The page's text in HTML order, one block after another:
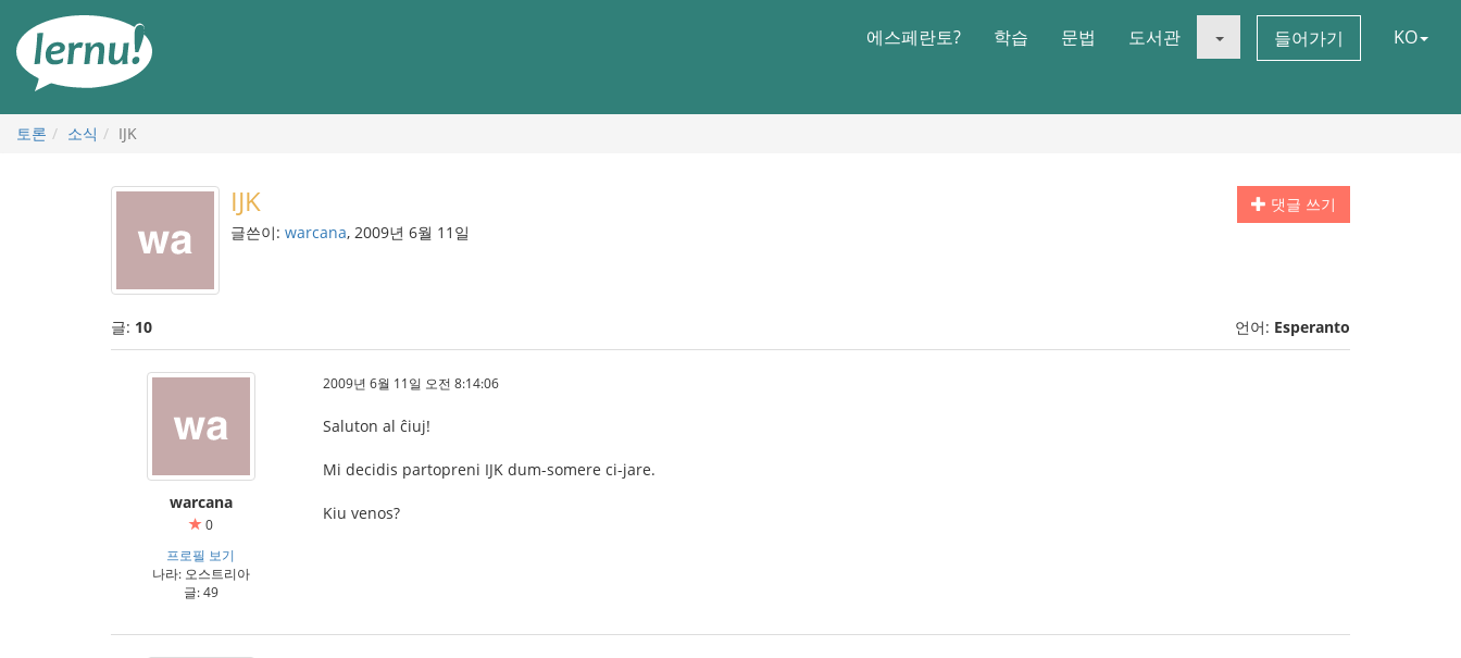
에스페란토? 학습 문법 도서관 들어가기 KO
토론 소식 IJK
댓글 쓰기
IJK
글쓴이: warcana, 2009년 6월 11일
글: 10 언어: Esperanto
warcana
0
프로필 보기
나라: 오스트리아
글: 49
2009년 6월 11일 오전 8:14:06
Saluton al ĉiuj!
Mi decidis partopreni IJK dum-somere ci-jare.
Kiu venos?